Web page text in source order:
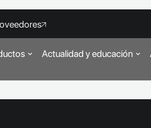
Actualidad y educación